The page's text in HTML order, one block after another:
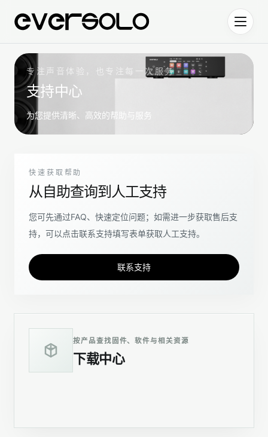
专注声音体验，也专注每一次服务
支持中心
为您提供清晰、高效的帮助与服务
快速获取帮助
从自助查询到人工支持
您可先通过FAQ、快速定位问题；如需进一步获取售后支
持，可以点击联系支持填写表单获取人工支持。
联系支持
按产品查找固件、软件与相关资源
下载中心